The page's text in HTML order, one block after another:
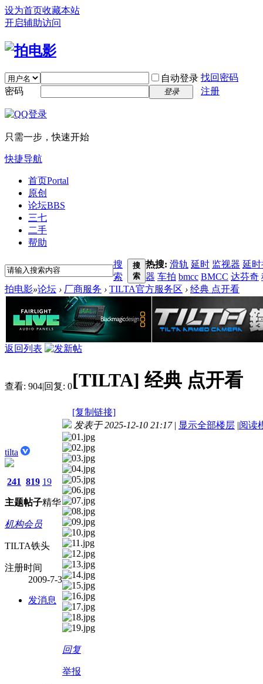
设为首页收藏本站
开启辅助访问
自动登录 找回密码
密码
登录 注册
只需一步，快速开始
快捷导航
首页Portal
原创
论坛BBS
三七
二手
帮助
搜
索
搜
索
热搜: 滑轨 延时 监视器 延
器 车拍 bmcc BMCC 达芬奇
拍电影»论坛 › 厂商服务 › TILTA官方服务区 › 经典 点开看
返回列表
查看: 904|回复: 0[TILTA] 经典 点开看
[复制链接]
tilta
241
主题
819
帖子
19
精华
机构会员
TILTA铁头
注册时间
2009-7-3
发消息
发表于 2025-12-10 21:17 | 显示全部楼层 |阅读
回复
举报